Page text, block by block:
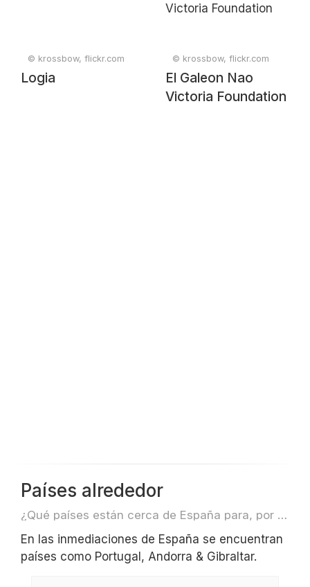
© krossbow, flickr.com
Logia
© krossbow, flickr.com
El Galeon Nao
Victoria Foundation
Países alrededor
¿Qué países están cerca de España para, por ejemplo, viajar o volar?
En las inmediaciones de España se encuentran
países como Portugal, Andorra & Gibraltar.